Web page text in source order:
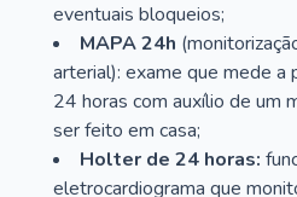
eventuais bloqueios;
MAPA 24h
arterial): exame que mede a
24 horas com auxílio de um
ser feito em casa;
Holter de 24 horas:
eletrocardiograma que